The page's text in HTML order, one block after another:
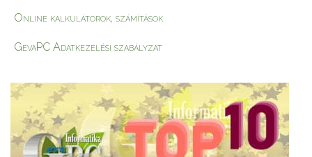
Online kalkulátorok, számítások
GevaPC Adatkezelési szabályzat